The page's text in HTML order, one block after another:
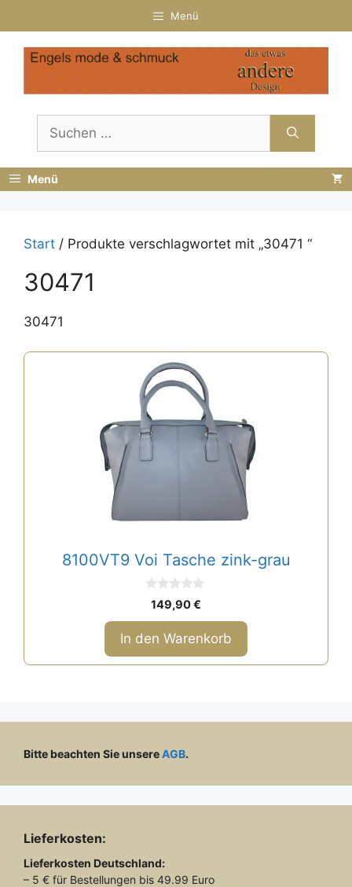
Inhalt
springen
Menü
nach:
Menü
Start / Produkte verschlagwortet mit „30471 “
30471
30471
8100VT9 Voi Tasche zink-grau
0
o
5
149,90€
In den Warenkorb
Bitte beachten Sie unsereAGB.
Lieferkosten:
Lieferkosten Deutschland:
– 5 € für Bestellungen bis 49.99 Euro